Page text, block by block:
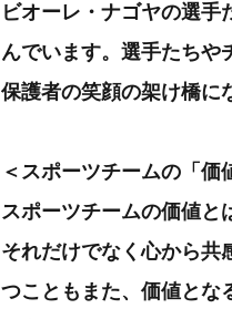
ビオーレ・ナゴヤの選手
んでいます。選手たちや
保護者の笑顔の架け橋に
＜スポーツチームの「価
スポーツチームの価値と
それだけでなく心から共
つこともまた、価値とな